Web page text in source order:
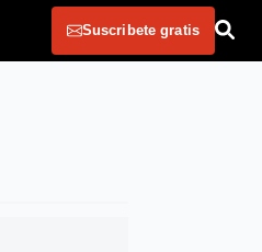
Suscribete gratis